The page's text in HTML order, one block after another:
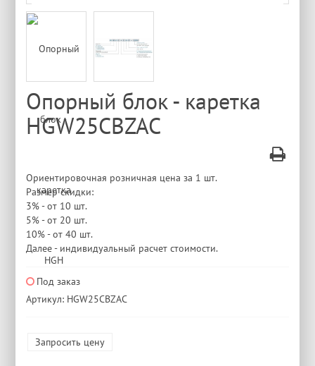
Опорный блок - каретка
HGW25CBZAC
Ориентировочная розничная цена за 1 шт.
Размер скидки:
3% - от 10 шт.
5% - от 20 шт.
10% - от 40 шт.
Далее - индивидуальный расчет стоимости.
Под заказ
Артикул: HGW25CBZAC
Запросить цену